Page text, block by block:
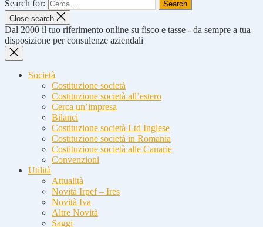
Search for:
Close search
Dal 2000 il tuo riferimento online su fisco e tasse - da sempre a tua
disposizione per consulenze aziendali
Società
Costituzione società
Costituzione società all’estero
Cerca un’impresa
Bilanci
Costituzione società Ltd Inglese
Costituzione società in Romania
Costituzione società alle Canarie
Convenzioni
Utilità
Attualità
Novità Irpef – Ires
Novità Iva
Altre Novità
Saggi